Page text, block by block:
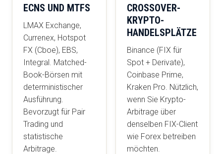
ECNS UND MTFS
LMAX Exchange,
Currenex, Hotspot
FX (Cboe), EBS,
Integral. Matched-
Book-Börsen mit
deterministischer
Ausführung.
Bevorzugt für Pair
Trading und
statistische
Arbitrage.
CROSSOVER-
KRYPTO-
HANDELSPLÄTZE
Binance (FIX für
Spot + Derivate),
Coinbase Prime,
Kraken Pro. Nützlich,
wenn Sie Krypto-
Arbitrage über
denselben FIX-Client
wie Forex betreiben
möchten.